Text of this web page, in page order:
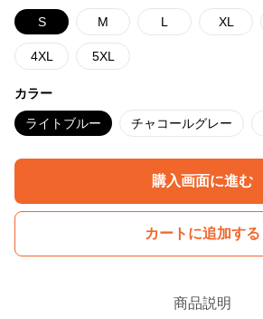
S M L XL
4XL 5XL
カラー
ライトブルー チャコールグレー
購入画面に進む
カートに追加する
商品説明